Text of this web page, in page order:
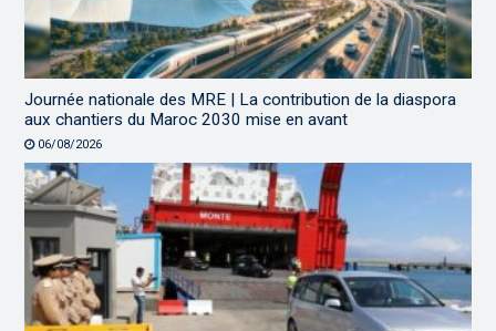
Journée nationale des MRE | La contribution de la diaspora
aux chantiers du Maroc 2030 mise en avant
06/08/2026